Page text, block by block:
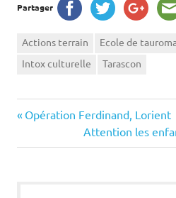
Partager
Actions terrain Ecole de
Intox culturelle
Tarascon
Navigation
de
Previous
Opération Ferdinand, Lorient
Next
Post:
Attention les